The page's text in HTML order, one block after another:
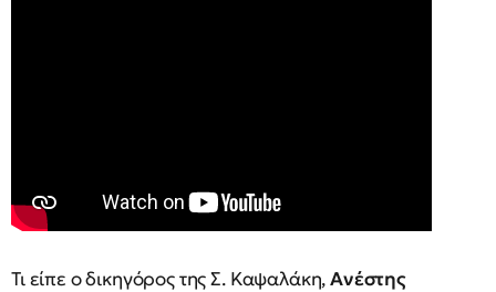
Τι είπε ο δικηγόρος της Σ. Καψαλάκη,Ανέστης